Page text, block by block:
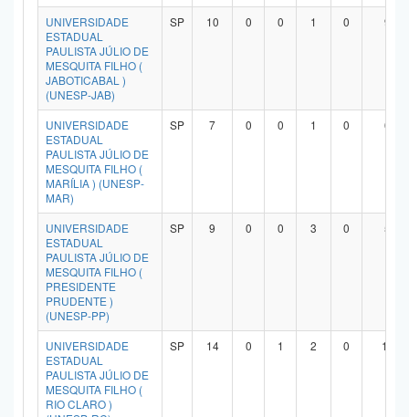
UNIVERSIDADE
ESTADUAL
PAULISTA JÚLIO DE
MESQUITA FILHO (
JABOTICABAL )
(UNESP-JAB)
SP 10 0 0 1 0 9
UNIVERSIDADE
ESTADUAL
PAULISTA JÚLIO DE
MESQUITA FILHO (
MARÍLIA ) (UNESP-
MAR)
SP 7 0 0 1 0 6
UNIVERSIDADE
ESTADUAL
PAULISTA JÚLIO DE
MESQUITA FILHO (
PRESIDENTE
PRUDENTE )
(UNESP-PP)
SP 9 0 0 3 0 5
UNIVERSIDADE
ESTADUAL
PAULISTA JÚLIO DE
MESQUITA FILHO (
RIO CLARO )
SP 14 0 1 2 0 10